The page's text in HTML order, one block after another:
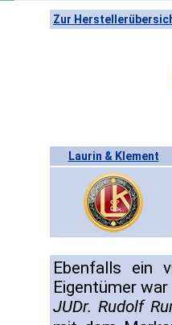
Zur
Laurin & Klement
Ebenfalls ein
Eigentümer
JUDr. Rudolf